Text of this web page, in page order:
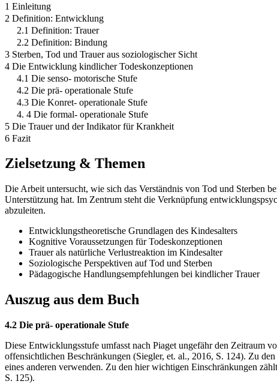
1 Einleitung
2 Definition: Entwicklung
2.1 Definition: Trauer
2.2 Definition: Bindung
3 Sterben, Tod und Trauer aus soziologischer Sicht
4 Die Entwicklung kindlicher Todeskonzeptionen
4.1 Die senso- motorische Stufe
4.2 Die prä- operationale Stufe
4.3 Die Konret- operationale Stufe
4. 4 Die formal- operationale Stufe
5 Die Trauer und der Indikator für Krankheit
6 Fazit
Zielsetzung & Themen
Die Arbeit untersucht, wie sich das Verständnis von Tod und Sterben
Unterstützung hat. Im Zentrum steht die Verknüpfung
abzuleiten.
Entwicklungstheoretische Grundlagen des Kindesalters
Kognitive Voraussetzungen für Todeskonzeptionen
Trauer als natürliche Verlustreaktion im Kindesalter
Soziologische Perspektiven auf Tod und Sterben
Pädagogische Handlungsempfehlungen bei kindlicher Trauer
Auszug aus dem Buch
4.2 Die prä- operationale Stufe
Diese Entwicklungsstufe umfasst nach Piaget ungefähr den Zeitraum
offensichtlichen Beschränkungen (Siegler, et. al., 2016, S. 124). Zu
eines anderen verwenden. Zu den hier wichtigen Einschränkungen
S. 125).